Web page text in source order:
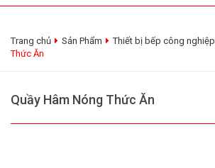
g
e
v
i
g
Trang chủ Sản Phẩm Thiết bị bếp công nghiệp
Thức Ăn
Quầy Hâm Nóng Thức Ăn